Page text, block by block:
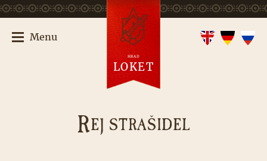
REJ STRAŠIDEL
Menu
HRAD
LOKET